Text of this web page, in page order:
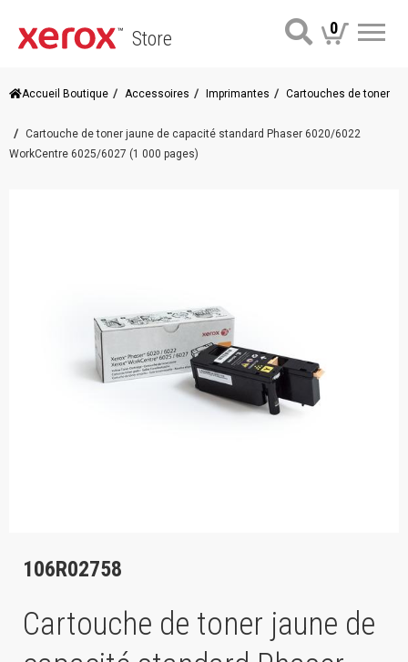
Store 0
Accueil Boutique Accessoires Imprimantes Cartouches de toner
Cartouche de toner jaune de capacité standard Phaser 6020/6022
WorkCentre 6025/6027 (1 000 pages)
106R02758
Cartouche de toner jaune de